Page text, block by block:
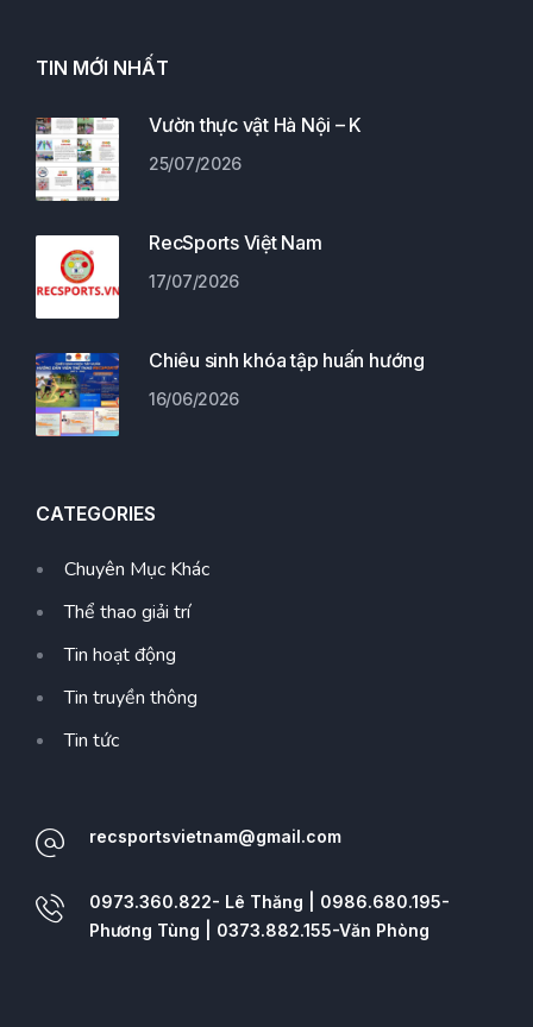
TIN MỚI NHẤT
Vườn thực vật Hà Nội – K
25/07/2026
RecSports Việt Nam
17/07/2026
Chiêu sinh khóa tập huấn hướng
16/06/2026
CATEGORIES
Chuyên Mục Khác
Thể thao giải trí
Tin hoạt động
Tin truyền thông
Tin tức
recsportsvietnam@gmail.com
0973.360.822- Lê Thăng | 0986.680.195-
Phương Tùng | 0373.882.155-Văn Phòng